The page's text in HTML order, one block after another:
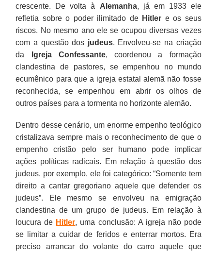
crescente. De volta à Alemanha, já em 1933 ele
refletia sobre o poder ilimitado deHitler e os seus
riscos. No mesmo ano ele se ocupou diversas vezes
com a questão dos judeus. Envolveu-se na criação
da
Igreja Confessante, coordenou a formação
clandestina de pastores, se empenhou no mundo
ecumênico para que a igreja estatal alemã não fosse
reconhecida, se empenhou em abrir os olhos de
outros países para a tormenta no horizonte alemão.
Dentro desse cenário, um enorme empenho teológico
cristalizava sempre mais o reconhecimento de que o
empenho cristão pelo ser humano pode implicar
ações políticas radicais. Em relação à questão dos
judeus, por exemplo, ele foi categórico: “Somente tem
direito a cantar gregoriano aquele que defender os
judeus”. Ele mesmo se envolveu na emigração
clandestina de um grupo de judeus. Em relação à
loucura de Hitler, uma conclusão: A igreja não pode
se limitar a cuidar de feridos e enterrar mortos. Era
preciso arrancar do volante do carro aquele que